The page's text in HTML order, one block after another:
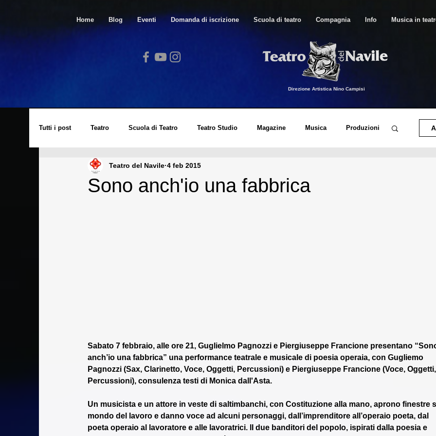
Home Blog Eventi Domanda di iscrizione Scuola di teatro Compagnia Info Musica in
Direzione Artistica Nino Campisi
Tutti i post Teatro Scuola di Teatro Teatro Studio Magazine Musica Produzioni
Spazio Arte Lucio Dalla
Sono anch'io una fabbrica
Teatro del Navile 4 feb 2015
Sabato 7 febbraio, alle ore 21, Guglielmo Pagnozzi e Piergiuseppe Francione presentano
anch’io una fabbrica” una performance teatrale e musicale di poesia operaia, con Gugliemo
Pagnozzi (Sax, Clarinetto, Voce, Oggetti, Percussioni) e Piergiuseppe Francione (Voce, Oggetti,
Percussioni), consulenza testi di Monica dall'Asta.
Un musicista e un attore in veste di saltimbanchi, con Costituzione alla mano, aprono finestre
mondo del lavoro e danno voce ad alcuni personaggi, dall’imprenditore all’operaio poeta, dal
poeta operaio al lavoratore e alle lavoratrici. lI due banditori del popolo, ispirati dalla poesia e